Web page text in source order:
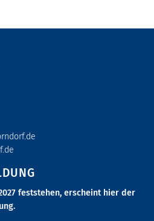
feststehen, erscheint hier der